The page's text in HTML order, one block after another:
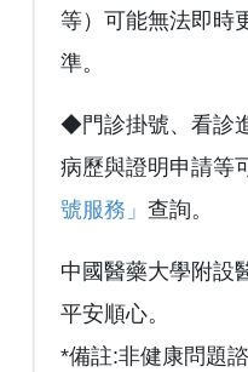
等）可能無法即時
準。
◆門診掛號、看診
病歷與證明申請等
號服務」 查詢。
中國醫藥大學附設
平安順心。
*備註:非健康問題